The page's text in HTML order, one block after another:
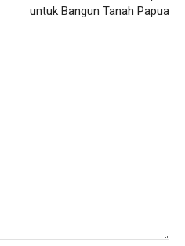
untuk Bangun Tanah Papua